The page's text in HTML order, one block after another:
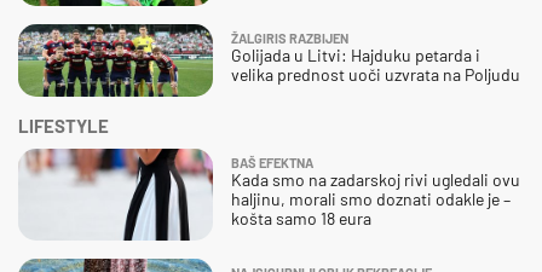
ŽALGIRIS RAZBIJEN
Golijada u Litvi: Hajduku petarda i
velika prednost uoči uzvrata na Poljudu
LIFESTYLE
BAŠ EFEKTNA
Kada smo na zadarskoj rivi ugledali ovu
haljinu, morali smo doznati odakle je –
košta samo 18 eura